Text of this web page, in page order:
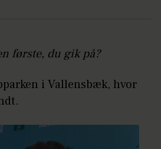
første, du gik på?
i Vallensbæk, hvor